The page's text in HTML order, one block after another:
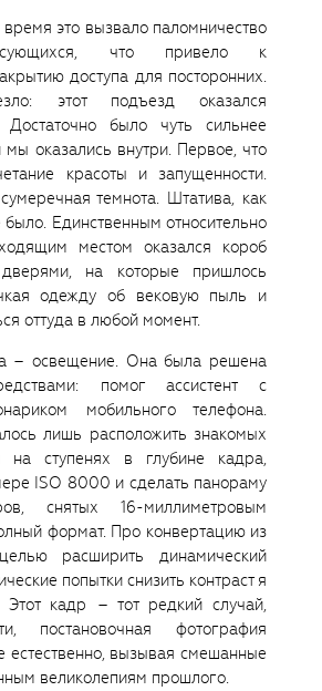
это вызвало паломничество
что привело к
доступа для посторонних.
этот подъезд оказался
Достаточно было чуть сильнее
оказались внутри. Первое, что
красоты и запущенности.
темнота. Штатива, как
было. Единственным относительно
местом оказался короб
на которые пришлось
одежду об вековую пыль и
оттуда в любой момент.
― освещение. Она была решена
помог ассистент с
мобильного телефона.
лишь расположить знакомых
ступенях в глубине кадра,
ISO 8000 и сделать панораму
снятых 16-миллиметровым
формат. Про конвертацию из
расширить динамический
попытки снизить контраст я
Этот кадр ― тот редкий случай,
постановочная фотография
естественно, вызывая смешанные
великолепиям прошлого.